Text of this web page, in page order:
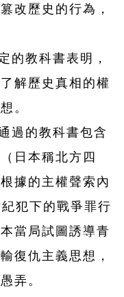
改歷史的行為，
的教科書表明，
解歷史真相的權
。
過的教科書包含
日本稱北方四
據的主權聲索內
犯下的戰爭罪行
當局試圖誘導青
復仇主義思想，
弄。